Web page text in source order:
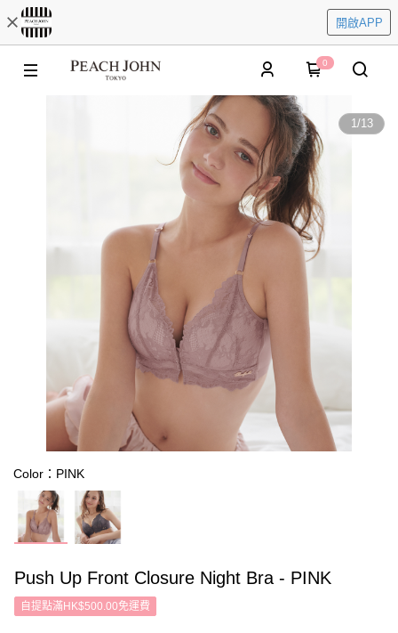
開啟APP
0
1/13
Color：PINK
Push Up Front Closure Night Bra - PINK
自提點滿HK$500.00免運費